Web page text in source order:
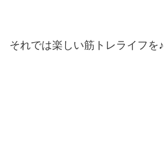
それでは楽しい筋トレライフを♪